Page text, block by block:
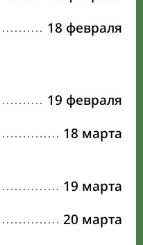
18 февраля
19 февраля
18 марта
19 марта
20 марта